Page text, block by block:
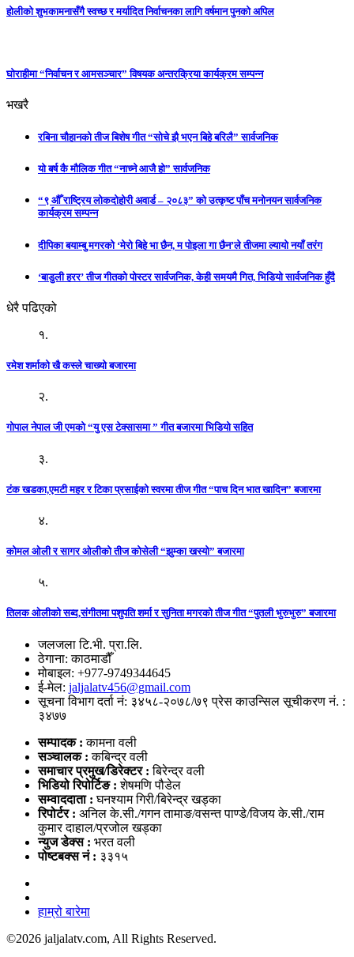
होलीको शुभकामनासँगै स्वच्छ र मर्यादित निर्वाचनका लागि वर्षमान पुनको अपिल
घाेराहीमा “निर्वाचन र आमसञ्चार” विषयक अन्तरक्रिया कार्यक्रम सम्पन्न
भखरै
रबिना चौहानको तीज बिशेष गीत “सोचे झै भएन बिहे बरिलै” सार्वजनिक
यो बर्ष कै मौलिक गीत “नाच्ने आजै हो” सार्वजनिक
“९ औँ राष्ट्रिय लोकदोहोरी अवार्ड – २०८३” को उत्कृष्ट पाँच मनोनयन सार्वजनिक
कार्यक्रम सम्पन्न
दीपिका बयाम्बु मगरको ‘मेरो बिहे भा छैन, म पोइला गा छैन’ले तीजमा ल्यायो नयाँ तरंग
‘बाडुली हरर’ तीज गीतको पोस्टर सार्वजनिक, केही समयमै गित, भिडियो सार्वजनिक हुँदै
धेरै पढिएको
१.
रमेश शर्माको खै कस्ले चाख्यो बजारमा
२.
गोपाल नेपाल जी एमको “यु एस टेक्सासमा ” गीत बजारमा भिडियो सहित
३.
टंक खडका,एमटी महर र टिका प्रसाईको स्वरमा तीज गीत “पाच दिन भात खादिन” बजारमा
४.
कोमल ओली र सागर ओलीको तीज कोसेली “झुम्का खस्यो” बजारमा
५.
तिलक ओलीको सब्द,संगीतमा पशुपति शर्मा र सुनिता मगरको तीज गीत “पुतली भुरुभुरु” बजारमा
जलजला टि.भी. प्रा.लि.
ठेगाना: काठमाडौँ
मोबाइल: +977-9749344645
ई-मेल: jaljalatv456@gmail.com
सूचना विभाग दर्ता नं: ३४५८-२०७८/७९ प्रेस काउन्सिल सूचीकरण नं. :
३४७७
सम्पादक :कामना वली
सञ्‍चालक : कबिन्द्र वली
समाचार प्रमुख/डिरेक्टर :बिरेन्द्र वली
भिडियो रिपोर्टिङ : शेषमणि पौडेल
सम्वाददाता :घनश्याम गिरी/बिरेन्द्र खड्का
रिपोर्टर : अनिल के.सी./गगन तामाङ/वसन्त पाण्डे/विजय के.सी./राम
कुमार दाहाल/प्रजोल खड्का
न्युज डेक्स : भरत वली
पोष्‍टबक्स नं : ३३१५
हाम्रो बारेमा
©2026 jaljalatv.com, All Rights Reserved.